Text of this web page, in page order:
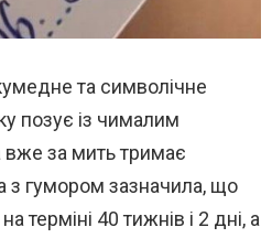
та символічне
позує із чималим
за мить тримає
з гумором зазначила, що
терміні 40 тижнів і 2 дні, а